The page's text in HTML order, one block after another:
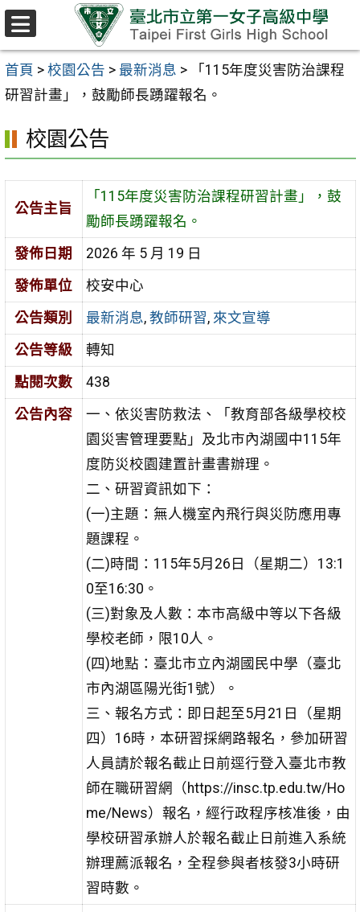
跳至主要內容區
首頁 > 校園公告 > 最新消息 >
「115年度災害防治課程
研習計畫」，鼓勵師長踴躍報名。
校園公告
公告主旨
「115年度災害防治課程研習計畫」，鼓
勵師長踴躍報名。
發佈日期
2026 年 5 月 19 日
發佈單位
校安中心
公告類別
最新消息, 教師研習, 來文宣導
公告等級
轉知
點閱次數
438
公告內容
一、依災害防救法、「教育部各級學校校
園災害管理要點」及北市內湖國中115年
度防災校園建置計畫書辦理。
二、研習資訊如下：
(一)主題：無人機室內飛行與災防應用專
題課程。
(二)時間：115年5月26日（星期二）13:1
0至16:30。
(三)對象及人數：本市高級中等以下各級
學校老師，限10人。
(四)地點：臺北市立內湖國民中學（臺北
市內湖區陽光街1號）。
三、報名方式：即日起至5月21日（星期
四）16時，本研習採網路報名，參加研習
人員請於報名截止日前逕行登入臺北市教
師在職研習網（https://insc.tp.edu.tw/Ho
me/News）報名，經行政程序核准後，由
學校研習承辦人於報名截止日前進入系統
辦理薦派報名，全程參與者核發3小時研
習時數。
選
單